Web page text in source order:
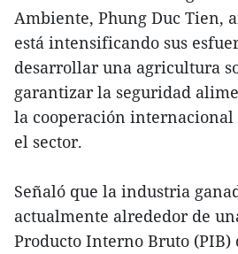
Ambiente, Phung Duc Tien,
está intensificando sus
desarrollar una agricultura
garantizar la seguridad
la cooperación
el sector.
Señaló que la industria
actualmente alrededor de
Producto Interno Bruto (PIB)